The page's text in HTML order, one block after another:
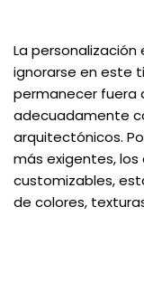
La
ignorarse en este
permanecer fuera
adecuadamente
arquitectónicos.
más exigentes,
customizables,
de colores,